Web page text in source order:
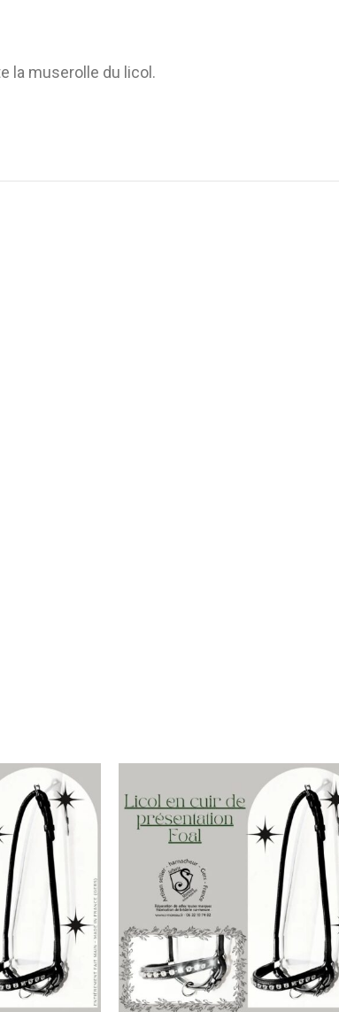
la muserolle du licol.